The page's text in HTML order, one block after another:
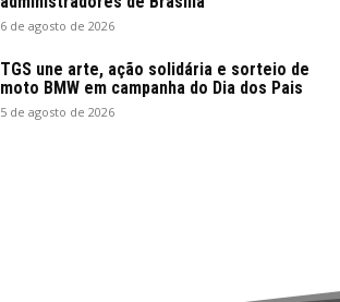
6 de agosto de 2026
TGS une arte, ação solidária e sorteio de
moto BMW em campanha do Dia dos Pais
5 de agosto de 2026